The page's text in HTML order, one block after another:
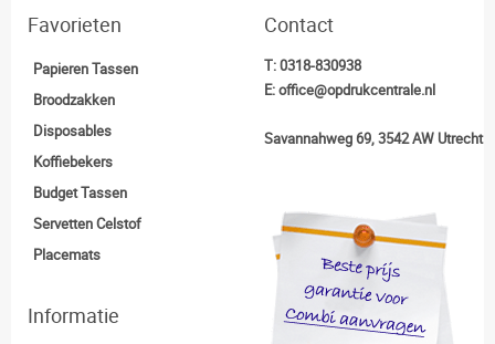
Favorieten
Papieren Tassen
Broodzakken
Disposables
Koffiebekers
Budget Tassen
Servetten Celstof
Placemats
Contact
T:0318-830938
E:office@opdrukcentrale.nl
Savannahweg 69, 3542 AW Utrecht
Informatie